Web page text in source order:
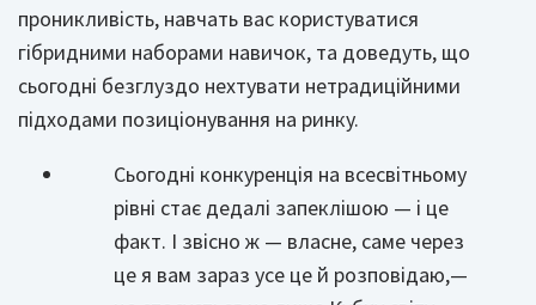
проникливість, навчать вас користуватися
гібридними наборами навичок, та доведуть, що
сьогодні безглуздо нехтувати нетрадиційними
підходами позиціонування на ринку.
Сьогодні конкуренція на всесвітньому
рівні стає дедалі запеклішою — і це
факт. І звісно ж — власне, саме через
це я вам зараз усе це й розповідаю,—